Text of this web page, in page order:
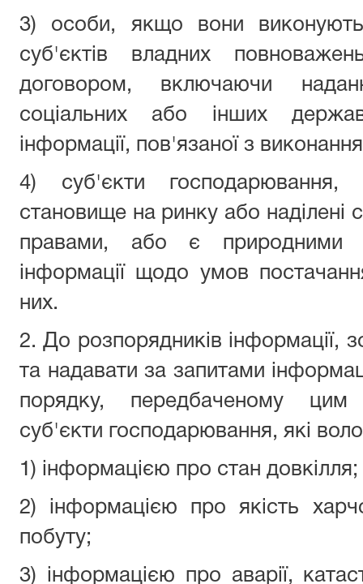
3) особи, якщо вони виконують
суб'єктів владних
договором, включаючи
соціальних або інших
інформації, пов'язаної з
4) суб'єкти господарювання,
становище на ринку або наділені
правами, або є природними
інформації щодо умов
них.
2. До розпорядників інформації,
та надавати за запитами
порядку, передбаченому цим
суб'єкти господарювання, які
1) інформацією про стан довкілля;
2) інформацією про якість
побуту;
3) інформацією про аварії,